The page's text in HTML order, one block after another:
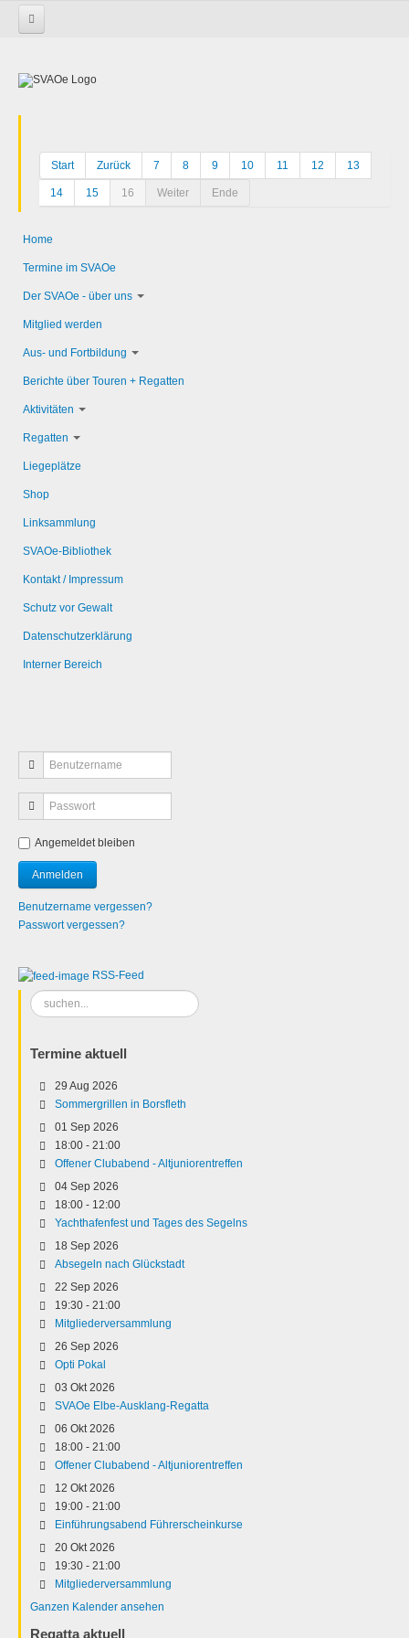
Start Zurück 7 8 9 10 11 12 13
14 15 16 Weiter Ende
Home
Termine im SVAOe
Der SVAOe - über uns
Mitglied werden
Aus- und Fortbildung
Berichte über Touren + Regatten
Aktivitäten
Regatten
Liegeplätze
Shop
Linksammlung
SVAOe-Bibliothek
Kontakt / Impressum
Schutz vor Gewalt
Datenschutzerklärung
Interner Bereich
Angemeldet bleiben
Benutzername vergessen?
Passwort vergessen?
RSS-Feed
Suchen
...
Termine aktuell
29 Aug 2026
Sommergrillen in Borsfleth
01 Sep 2026
18:00 - 21:00
Offener Clubabend - Altjuniorentreffen
04 Sep 2026
18:00 - 12:00
Yachthafenfest und Tages des Segelns
18 Sep 2026
Absegeln nach Glückstadt
22 Sep 2026
19:30 - 21:00
Mitgliederversammlung
26 Sep 2026
Opti Pokal
03 Okt 2026
SVAOe Elbe-Ausklang-Regatta
06 Okt 2026
18:00 - 21:00
Offener Clubabend - Altjuniorentreffen
12 Okt 2026
19:00 - 21:00
Einführungsabend Führerscheinkurse
20 Okt 2026
19:30 - 21:00
Mitgliederversammlung
Ganzen Kalender ansehen
Regatta aktuell